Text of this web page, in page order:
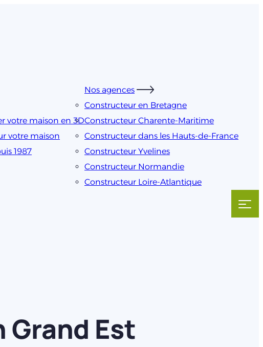
votre maison en 3D
votre maison
1987
Nos agences
Constructeur en Bretagne
Constructeur Charente-Maritime
Constructeur dans les Hauts-de-France
Constructeur Yvelines
Constructeur Normandie
Constructeur Loire-Atlantique
Est